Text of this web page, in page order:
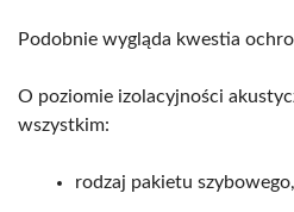
Podobnie wygląda kwestia
O poziomie izolacyjności
wszystkim:
rodzaj pakietu szybowego,